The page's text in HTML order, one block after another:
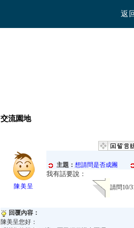
返
交流園地
陳美呈
主題： 想請問是否成團
我有話要說：
請問10/
回覆內容：
陳美呈您好：